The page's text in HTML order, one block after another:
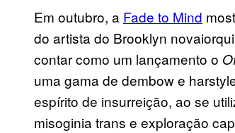
Em outubro, a Fade to Mind
do artista do Brooklyn
contar como um lançamento o
uma gama de dembow e
espírito de insurreição, ao se
misoginia trans e exploração